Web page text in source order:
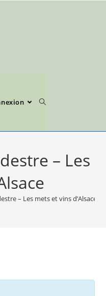
– Les
– Les mets et vins d’Alsace